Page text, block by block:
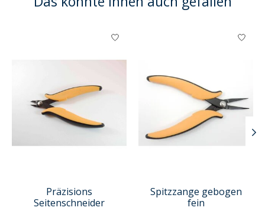
Produkt-Karussell-Artikel
Präzisions
Seitenschneider
Spitzzange gebogen
fein